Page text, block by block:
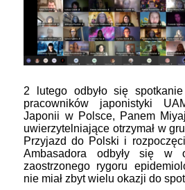
2 lutego odbyło się
pracowników japonistyki
Japonii w Polsce, Panem
uwierzytelniające otrzymał w
Przyjazd do Polski i
Ambasadora odbyły się w
zaostrzonego rygoru
nie miał zbyt wielu okazji do